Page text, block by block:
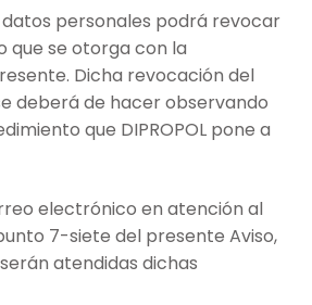
datos personales podrá revocar
que se otorga con la
Dicha revocación del
deberá de hacer observando
que DIPROPOL pone a
electrónico en atención al
7-siete del presente Aviso,
atendidas dichas